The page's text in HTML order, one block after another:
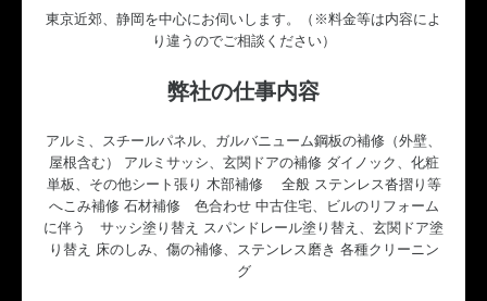
東京近郊、静岡を中心にお伺いします。（※料金等は内容によ
り違うのでご相談ください）
弊社の仕事内容
アルミ、スチールパネル、ガルバニューム鋼板の補修（外壁、
屋根含む） アルミサッシ、玄関ドアの補修 ダイノック、化粧
単板、その他シート張り 木部補修 全般 ステンレス沓摺り等
へこみ補修 石材補修 色合わせ 中古住宅、ビルのリフォーム
に伴う サッシ塗り替え スパンドレール塗り替え、玄関ドア塗
り替え 床のしみ、傷の補修、ステンレス磨き 各種クリーニン
グ